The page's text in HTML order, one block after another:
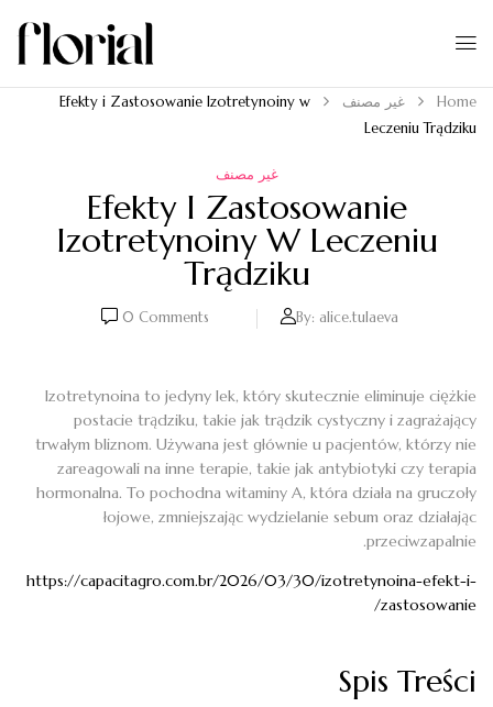
Home غير مصنف
Efekty i Zastosowanie Izotretynoiny w
Leczeniu Trądziku
غير مصنف
Efekty I Zastosowanie
Izotretynoiny W Leczeniu
Trądziku
By: alice.tulaeva
0 Comments
Izotretynoina to jedyny lek, który skutecznie eliminuje ciężkie
postacie trądziku, takie jak trądzik cystyczny i zagrażający
trwałym bliznom. Używana jest głównie u pacjentów, którzy nie
zareagowali na inne terapie, takie jak antybiotyki czy terapia
hormonalna. To pochodna witaminy A, która działa na gruczoły
łojowe, zmniejszając wydzielanie sebum oraz działając
przeciwzapalnie.
https://capacitagro.com.br/2026/03/30/izotretynoina-efekt-i-
zastosowanie/
Spis Treści